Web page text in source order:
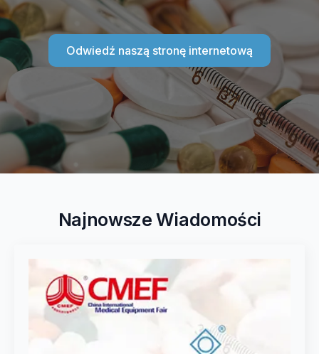
Odwiedź naszą stronę internetową
Najnowsze Wiadomości